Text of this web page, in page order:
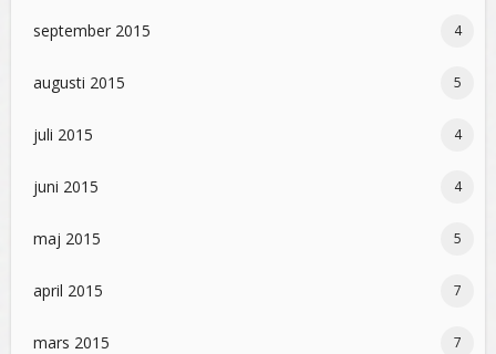
september 2015 4
augusti 2015 5
juli 2015 4
juni 2015 4
maj 2015 5
april 2015 7
mars 2015 7